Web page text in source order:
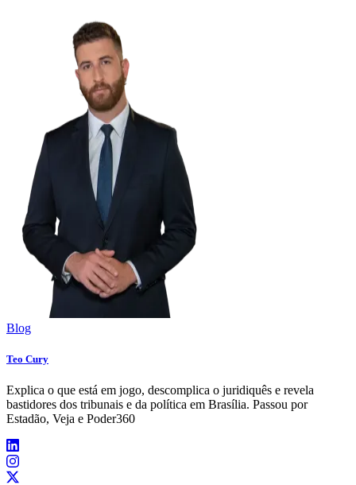
Blog
Teo Cury
Explica o que está em jogo, descomplica o juridiquês e revela
bastidores dos tribunais e da política em Brasília. Passou por
Estadão, Veja e Poder360